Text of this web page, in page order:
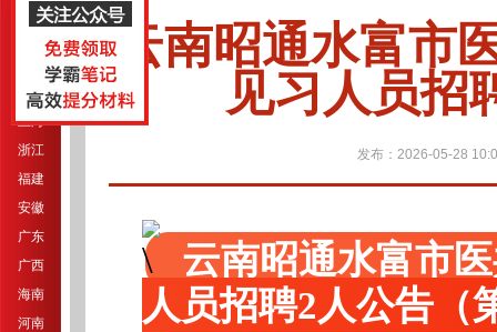
江苏
上海
浙江
福建
安徽
广东
广西
海南
河南
云南昭通水富市
见习人员招
发布：2026-05-28
云南昭通水富市
人员招聘2人公告（